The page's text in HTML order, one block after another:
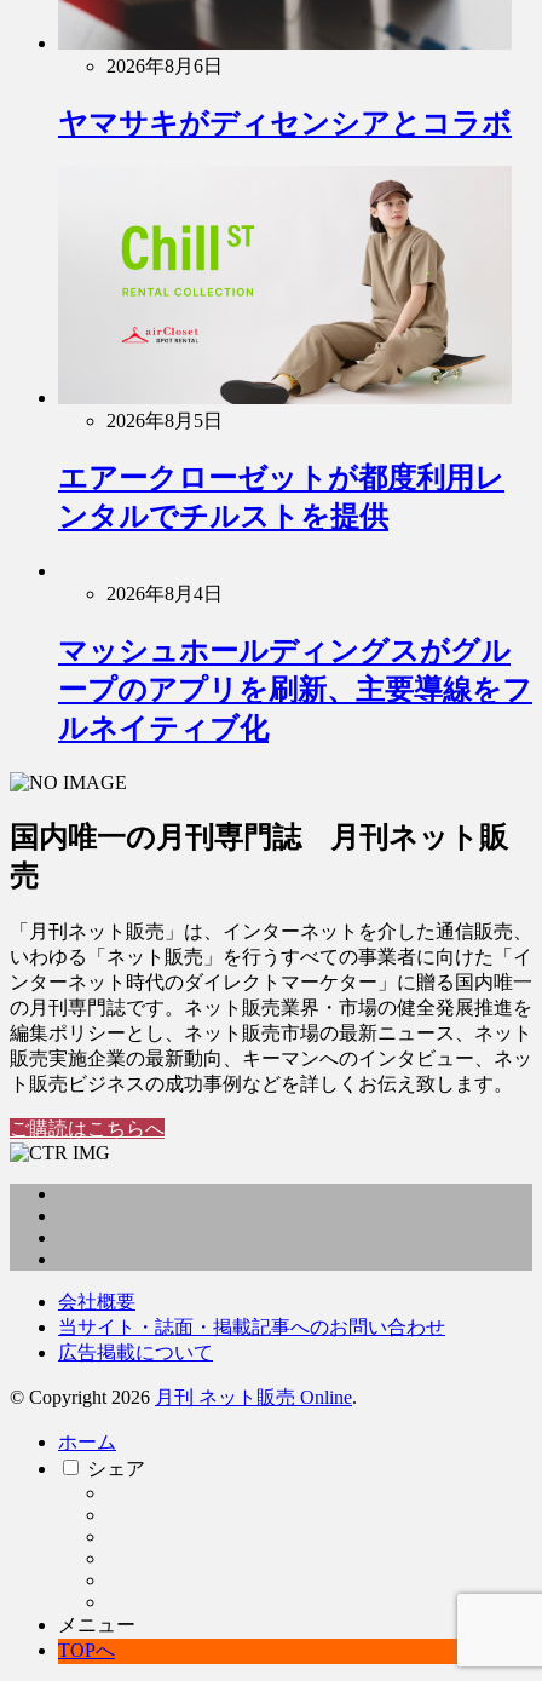
2026年8月6日
ヤマサキがディセンシアとコラボ
2026年8月5日
エアークローゼットが都度利用レ
ンタルでチルストを提供
2026年8月4日
マッシュホールディングスがグル
ープのアプリを刷新、主要導線をフ
ルネイティブ化
国内唯一の月刊専門誌 月刊ネット販
売
「月刊ネット販売」は、インターネットを介した通信販売、
いわゆる「ネット販売」を行うすべての事業者に向けた「イ
ンターネット時代のダイレクトマーケター」に贈る国内唯一
の月刊専門誌です。ネット販売業界・市場の健全発展推進を
編集ポリシーとし、ネット販売市場の最新ニュース、ネット
販売実施企業の最新動向、キーマンへのインタビュー、ネッ
ト販売ビジネスの成功事例などを詳しくお伝え致します。
ご購読はこちらへ
会社概要
当サイト・誌面・掲載記事へのお問い合わせ
広告掲載について
© Copyright 2026 月刊 ネット販売 Online.
ホーム
シェア
メニュー
TOPへ